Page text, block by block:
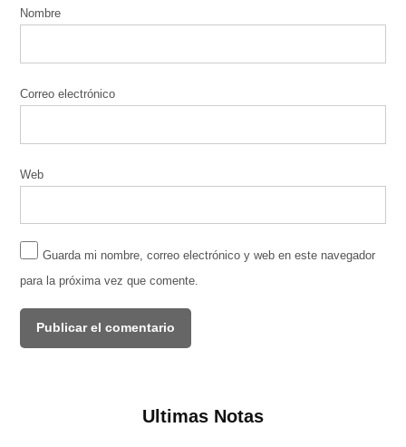
Nombre
Correo electrónico
Web
Guarda mi nombre, correo electrónico y web en este navegador
para la próxima vez que comente.
Ultimas Notas